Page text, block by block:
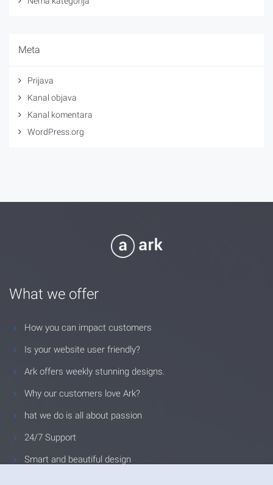
Meta
Prijava
Kanal objava
Kanal komentara
WordPress.org
What we offer
How you can impact customers
Is your website user friendly?
Ark offers weekly stunning designs.
Why our customers love Ark?
hat we do is all about passion
24/7 Support
Smart and beautiful design